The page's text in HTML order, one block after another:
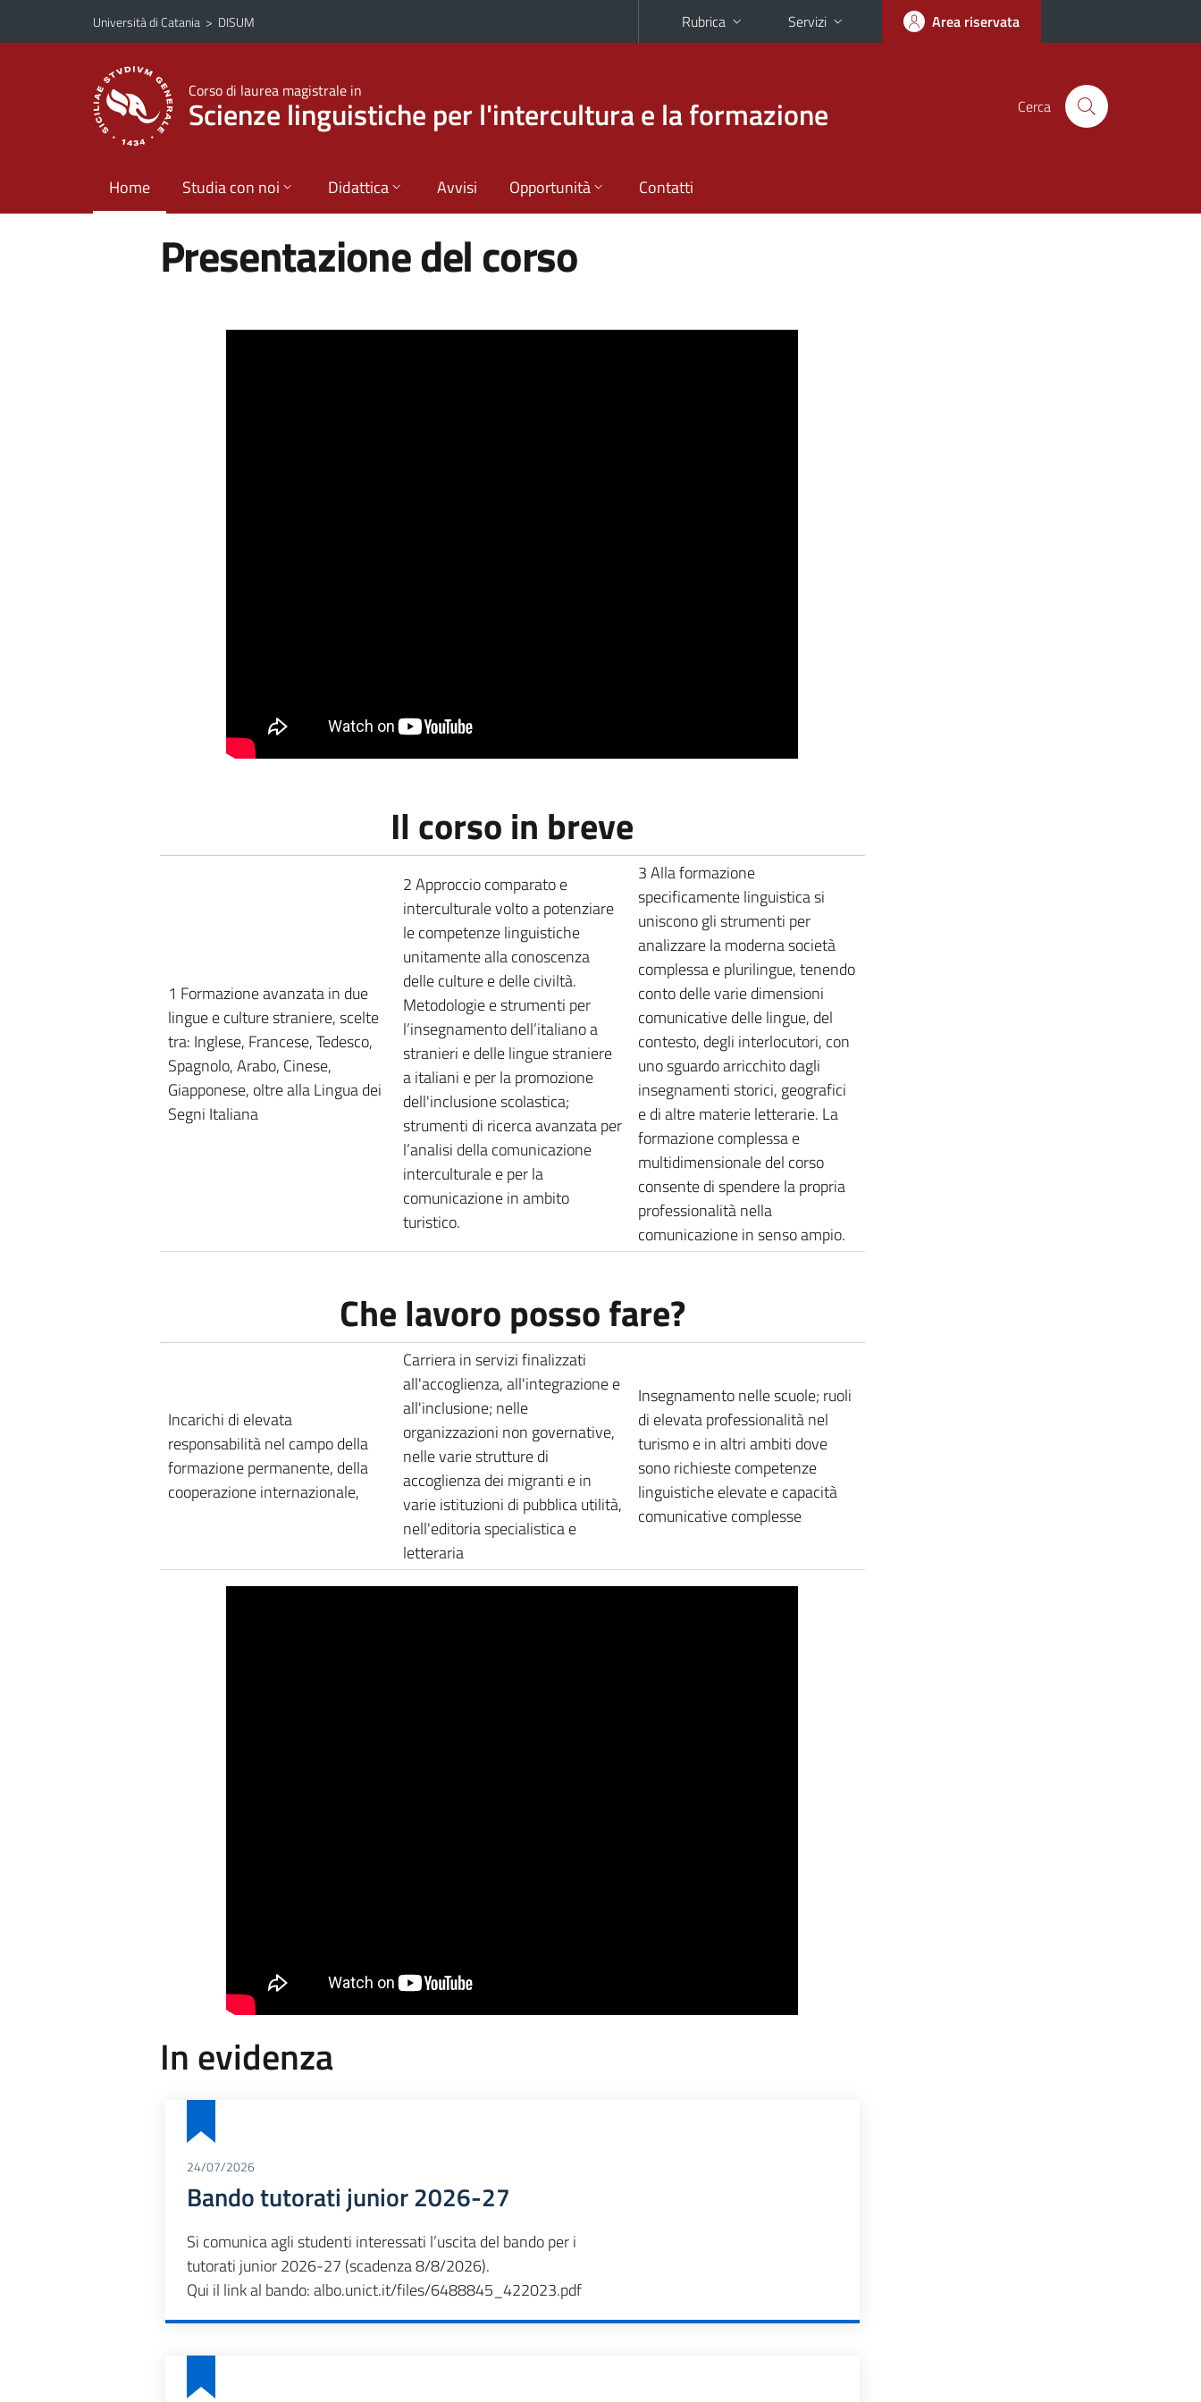
Vai al contenuto principale
Vai al menu di navigazione
Università di Catania > DISUM Rubrica Servizi Area riservata
Corso di laurea magistrale in
Scienze linguistiche per l'intercultura e la formazione Cerca
Home Studia con noi Didattica Avvisi Opportunità Contatti
Presentazione del corso
Il corso in breve
1 Formazione avanzata in due
lingue e culture straniere, scelte
tra: Inglese, Francese, Tedesco,
Spagnolo, Arabo, Cinese,
Giapponese, oltre alla Lingua dei
Segni Italiana
2 Approccio comparato e
interculturale volto a potenziare
le competenze linguistiche
unitamente alla conoscenza
delle culture e delle civiltà.
Metodologie e strumenti per
l’insegnamento dell’italiano a
stranieri e delle lingue straniere
a italiani e per la promozione
dell'inclusione scolastica;
strumenti di ricerca avanzata per
l’analisi della comunicazione
interculturale e per la
comunicazione in ambito
turistico.
3 Alla formazione
specificamente linguistica si
uniscono gli strumenti per
analizzare la moderna società
complessa e plurilingue, tenendo
conto delle varie dimensioni
comunicative delle lingue, del
contesto, degli interlocutori, con
uno sguardo arricchito dagli
insegnamenti storici, geografici
e di altre materie letterarie. La
formazione complessa e
multidimensionale del corso
consente di spendere la propria
professionalità nella
comunicazione in senso ampio.
Che lavoro posso fare?
Incarichi di elevata
responsabilità nel campo della
formazione permanente, della
cooperazione internazionale,
Carriera in servizi finalizzati
all'accoglienza, all'integrazione e
all'inclusione; nelle
organizzazioni non governative,
nelle varie strutture di
accoglienza dei migranti e in
varie istituzioni di pubblica utilità,
nell'editoria specialistica e
letteraria
Insegnamento nelle scuole; ruoli
di elevata professionalità nel
turismo e in altri ambiti dove
sono richieste competenze
linguistiche elevate e capacità
comunicative complesse
In evidenza
24/07/2026
Bando tutorati junior 2026-27
Si comunica agli studenti interessati l’uscita del bando per i
tutorati junior 2026-27 (scadenza 8/8/2026).
Qui il link al bando:albo.unict.it/files/6488845_422023.pdf